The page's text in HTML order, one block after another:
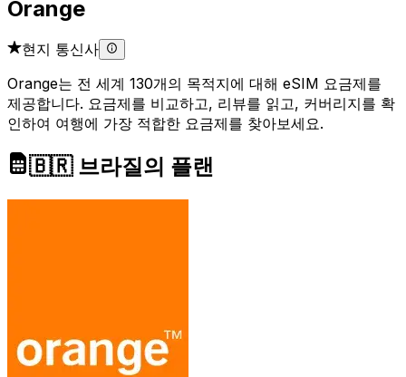
Orange
현지 통신사
Orange는 전 세계 130개의 목적지에 대해 eSIM 요금제를
제공합니다. 요금제를 비교하고, 리뷰를 읽고, 커버리지를 확
인하여 여행에 가장 적합한 요금제를 찾아보세요.
🇧🇷 브라질의 플랜